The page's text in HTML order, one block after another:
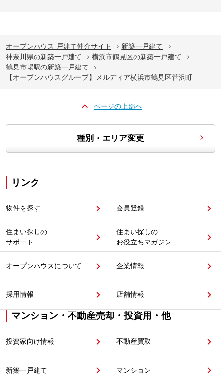
オープンハウス 戸建て仲介サイト
新築一戸建て
神奈川県の新築一戸建て
横浜市鶴見区の新築一戸建て
鶴見市場駅の新築一戸建て
【オープンハウスグループ】メルディア横浜市鶴見区菅沢町
ページの上部へ
種別・エリア変更
リンク
物件を探す 会員登録
住まい探しの
サポート
住まい探しの
お役立ちマガジン
オープンハウスについて 企業情報
採用情報 店舗情報
マンション・不動産売却・投資用・他
投資家向け情報 不動産買取
新築一戸建て マンション